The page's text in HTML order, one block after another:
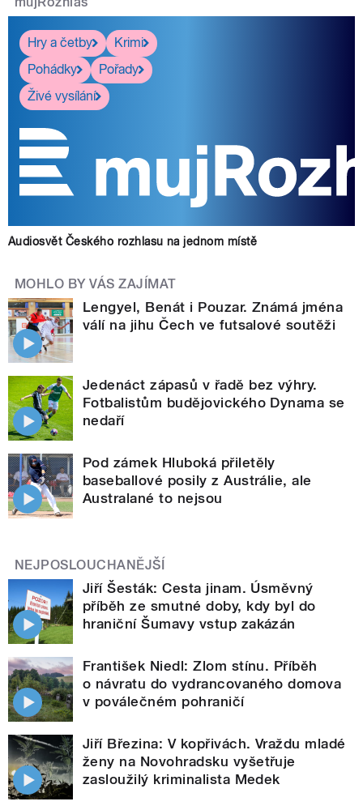
Hry a četby
Krimi
Pohádky
Pořady
Živé vysílání
Audiosvět Českého rozhlasu na jednom místě
MOHLO BY VÁS ZAJÍMAT
Lengyel, Benát i Pouzar. Známá jména
válí na jihu Čech ve futsalové soutěži
Jedenáct zápasů v řadě bez výhry.
Fotbalistům budějovického Dynama se
nedaří
Pod zámek Hluboká přiletěly
baseballové posily z Austrálie, ale
Australané to nejsou
NEJPOSLOUCHANĚJŠÍ
Jiří Šesták: Cesta jinam. Úsměvný
příběh ze smutné doby, kdy byl do
hraniční Šumavy vstup zakázán
František Niedl: Zlom stínu. Příběh
o návratu do vydrancovaného domova
v poválečném pohraničí
Jiří Březina: V kopřivách. Vraždu mladé
ženy na Novohradsku vyšetřuje
zasloužilý kriminalista Medek